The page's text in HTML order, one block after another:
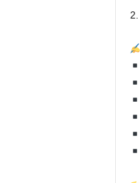
2.